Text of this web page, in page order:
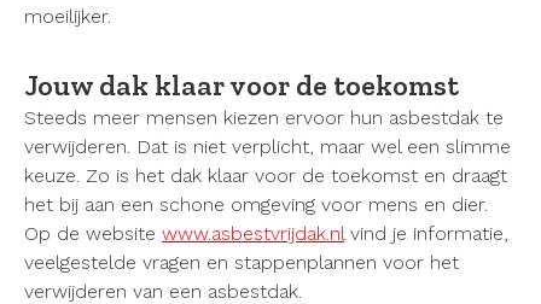
moeilijker.
Jouw dak klaar voor de toekomst
Steeds meer mensen kiezen ervoor hun asbestdak te
verwijderen. Dat is niet verplicht, maar wel een slimme
keuze. Zo is het dak klaar voor de toekomst en draagt
het bij aan een schone omgeving voor mens en dier.
Op de website www.asbestvrijdak.nlvind je informatie,
veelgestelde vragen en stappenplannen voor het
verwijderen van een asbestdak.